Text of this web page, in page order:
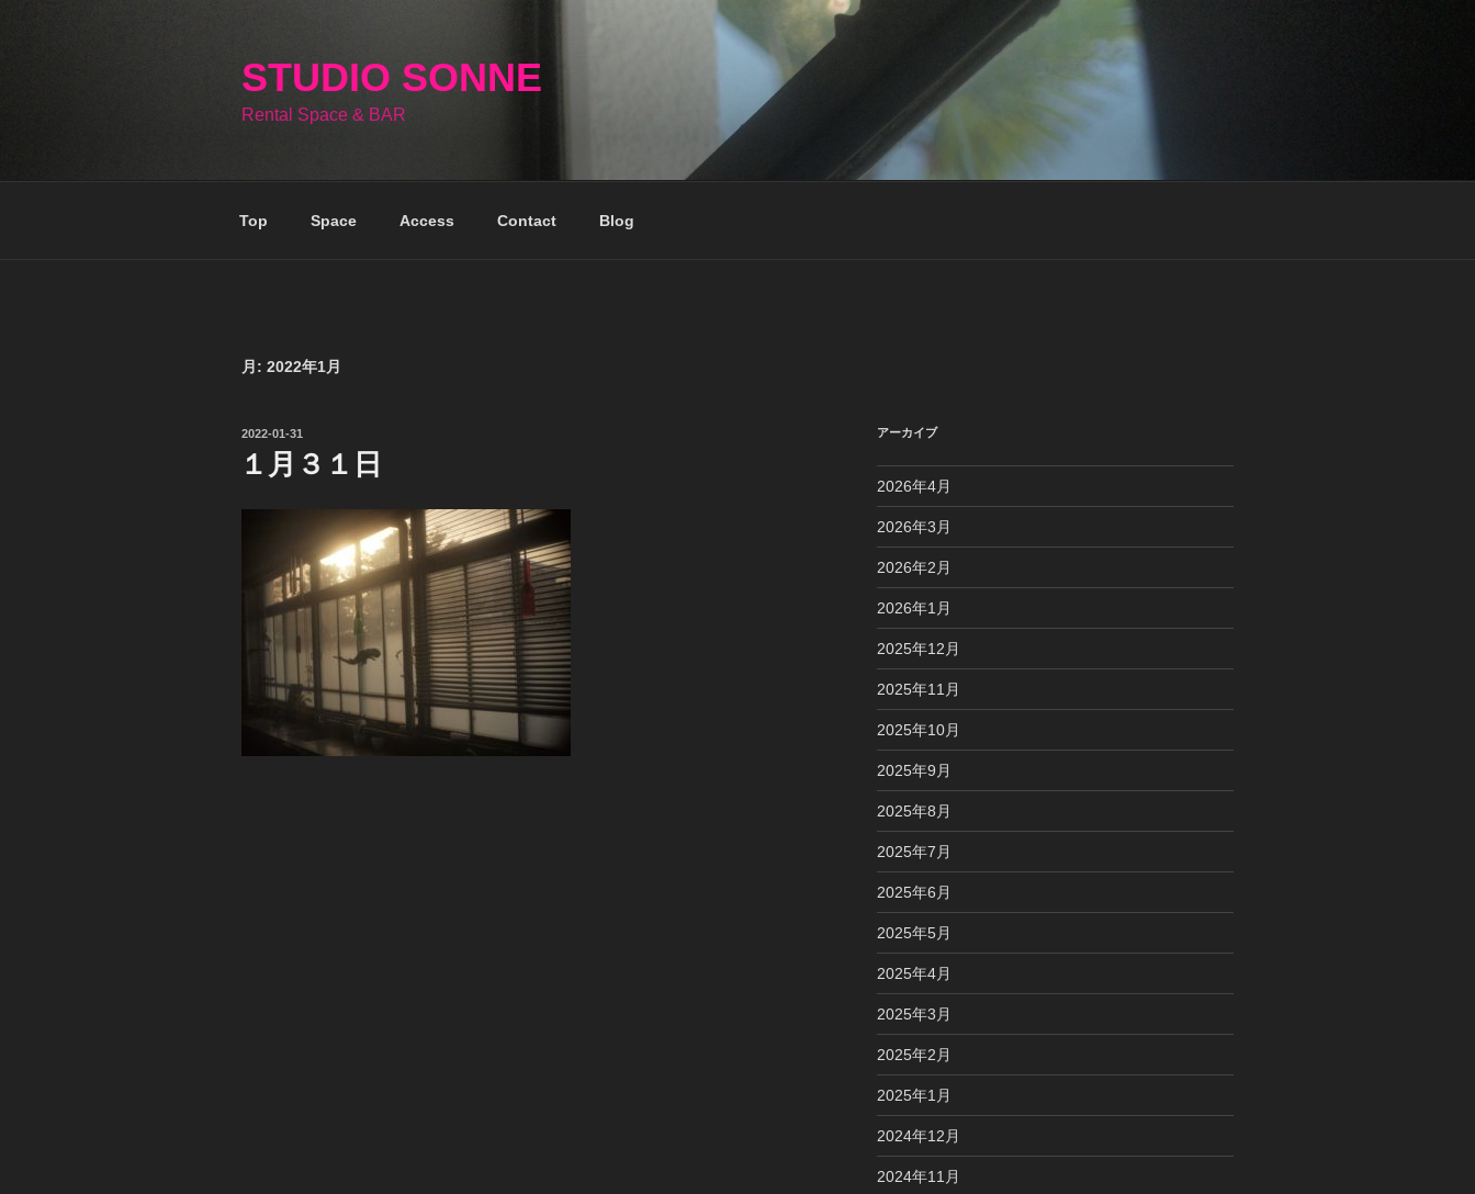
STUDIO SONNE
Rental Space & BAR
Top Space Access Contact Blog
月: 2022年1月
投
2022-01-31
１月３１日
アーカイブ
2026年4月
2026年3月
2026年2月
2026年1月
2025年12月
2025年11月
2025年10月
2025年9月
2025年8月
2025年7月
2025年6月
2025年5月
2025年4月
2025年3月
2025年2月
2025年1月
2024年12月
2024年11月